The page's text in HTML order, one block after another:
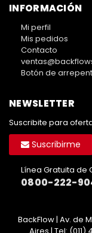
INFORMACIÓN
Mi perfil
Mis pedidos
Contacto
Botón de
NEWSLETTER
Suscribite para
Suscribirme
Línea Gratuita de
0800-222-
BackFlow | Av. de